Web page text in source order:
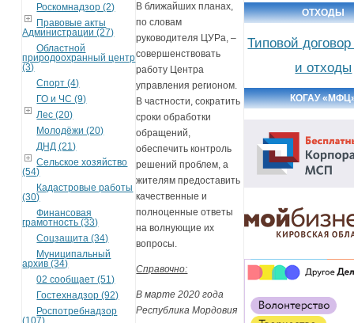
Роскомнадзор (2)
Правовые акты
Администрации (27)
Областной
природоохранный центр
(3)
Спорт (4)
ГО и ЧС (9)
Лес (20)
Молодёжи (20)
ДНД (21)
Сельское хозяйство
(54)
Кадастровые работы
(30)
Финансовая
грамотность (33)
Соцзащита (34)
Муниципальный
архив (34)
02 сообщает (51)
Гостехнадзор (92)
Роспотребнадзор
(107)
В ближайших планах,
по словам
руководителя ЦУРа, –
совершенствовать
работу Центра
управления регионом.
В частности, сократить
сроки обработки
обращений,
обеспечить контроль
решений проблем, а
жителям предоставить
качественные и
полноценные ответы
на волнующие их
вопросы.
Справочно:
В марте 2020 года
Республика Мордовия
ОТХОДЫ
Типовой
и отходы
КОГАУ